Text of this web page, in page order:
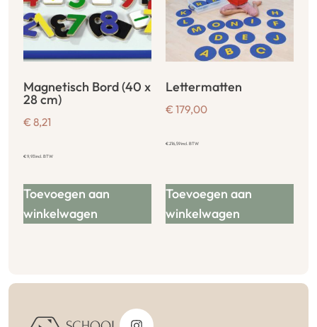
Magnetisch Bord (40 x
28 cm)
€ 8,21
€9,93incl. BTW
Toevoegen aan
winkelwagen
Lettermatten
€ 179,00
€216,59incl. BTW
Toevoegen aan
winkelwagen